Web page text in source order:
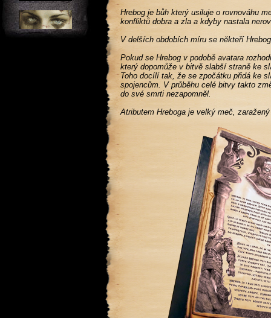
Hrebog je bůh který usiluje o rovnováhu
konfliktů dobra a zla a kdyby nastala
V delších obdobích míru se někteří
Pokud se Hrebog v podobě avatara
který dopomůže v bitvě slabší straně ke
Toho docílí tak, že se zpočátku přidá ke
spojencům. V průběhu celé bitvy takto
do své smrti nezapomněl.
Atributem Hreboga je velký meč,